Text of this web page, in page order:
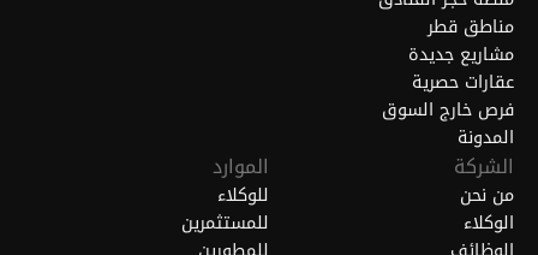
مناطق قطر
مشاريع جديدة
عقارات حصرية
فرص خارج السوق
المدونة
الشركة
من نحن
الوكلاء
الموارد
للوكلاء
للمستثمرين